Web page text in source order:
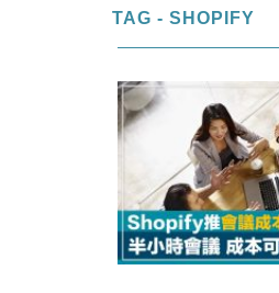
13:44 財經｜
12:44 財經｜
15:59 財經｜
財經｜
17:33 財經｜
16:47 本地｜
16:05 財經｜
15:47 財經｜
15:11 財經｜
TAG - SHOPIFY